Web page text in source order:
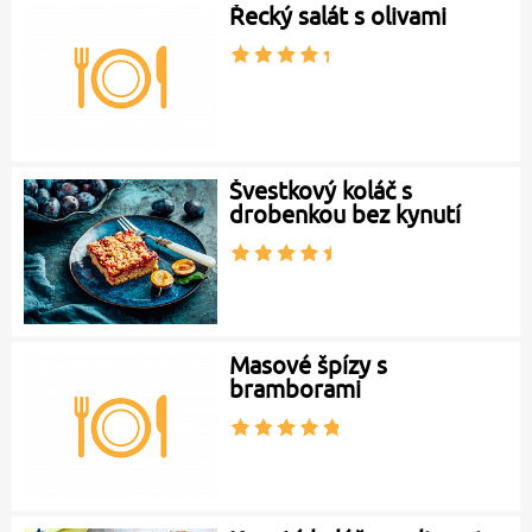
Řecký salát s olivami
Švestkový koláč s
drobenkou bez kynutí
Masové špízy s
bramborami